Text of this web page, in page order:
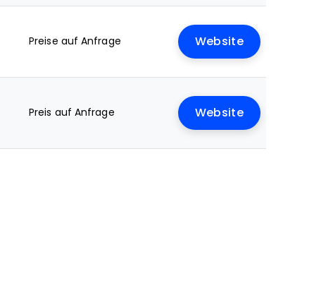
Preise auf Anfrage Website
Preis auf Anfrage Website